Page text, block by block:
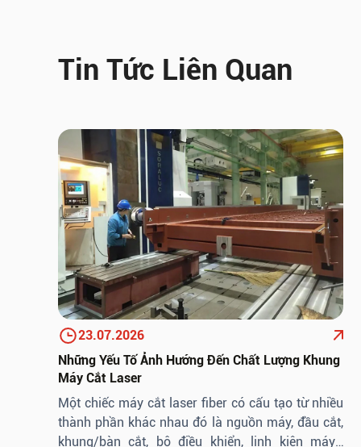
THƯỜNG
27.07.2026
COBOT HÀN: Giải pháp tự động hóa linh
hoạt cho nhà máy sản xuất kết cấu thép
28.07.2026
Tin Tức Liên Quan
23.07.2026
Những Yếu Tố Ảnh Hướng Đến Chất Lượng Khung
Máy Cắt Laser
Một chiếc máy cắt laser fiber có cấu tạo từ nhiều
thành phần khác nhau đó là nguồn máy, đầu cắt,
khung/bàn cắt, bộ điều khiển, linh kiện máy…